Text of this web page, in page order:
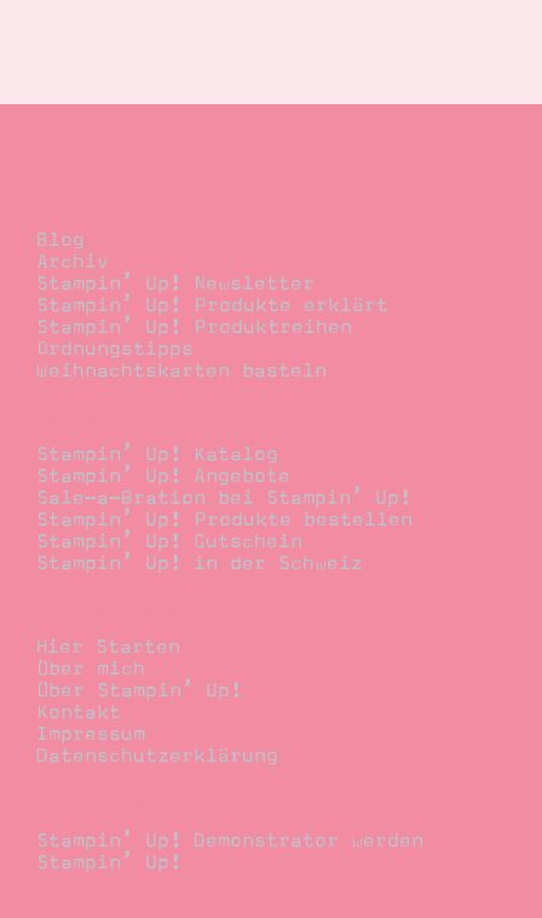
Blog
Archiv
Stampin’ Up! Newsletter
Stampin’ Up! Produkte erklärt
Stampin’ Up! Produktreihen
Ordnungstipps
Weihnachtskarten basteln
Stampin’ Up! Katalog
Stampin’ Up! Angebote
Sale-a-Bration bei Stampin’ Up!
Stampin’ Up! Produkte bestellen
Stampin’ Up! Gutschein
Stampin’ Up! in der Schweiz
Hier Starten
Über mich
Über Stampin’ Up!
Kontakt
Impressum
Datenschutzerklärung
Stampin’ Up! Demonstrator werden
Stampin’ Up!